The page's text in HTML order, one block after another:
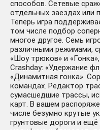
способов. Сетевые
отдельных заездах или
Теперь игра
том числе подбор
многое другое. Семь
различными режимами,
«Шоу трюков» и
Crashday: «Удержание
«Динамитная гонка».
командах. Редактор
сумасшедшие трассы,
карт. В вашем
числе безумно крутые
грунтовые дороги и